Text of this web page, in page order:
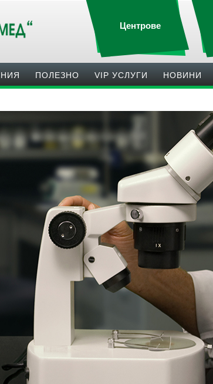
Центрове
ПОЛЕЗНO VIP УСЛУГИ НОВИНИ